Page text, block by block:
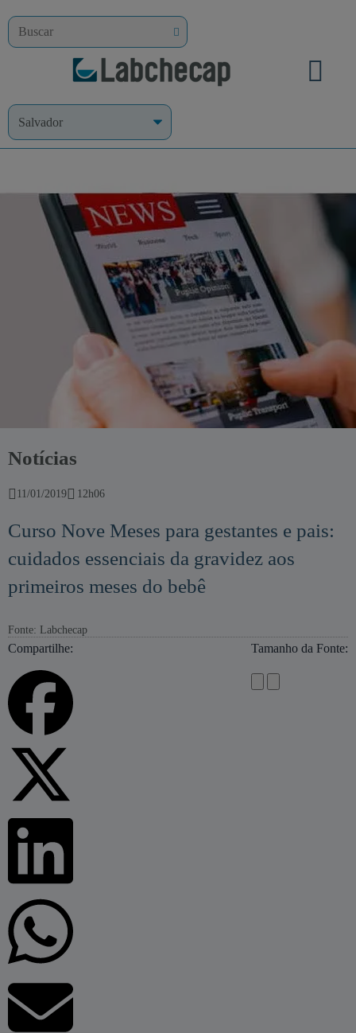
Notícias
11/01/2019 12h06
Curso Nove Meses para gestantes e pais:
cuidados essenciais da gravidez aos
primeiros meses do bebê
Fonte: Labchecap
Compartilhe: Tamanho da Fonte: